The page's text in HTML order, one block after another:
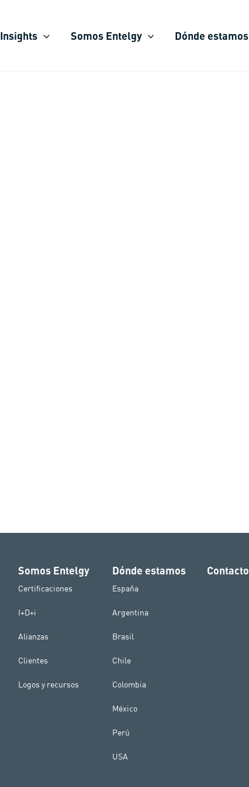
Insights Somos Entelgy Dónde estamos
Somos Entelgy
Certificaciones
I+D+i
Alianzas
Clientes
Logos y recursos
Dónde estamos
España
Argentina
Brasil
Chile
Colombia
México
Perú
USA
Contacto